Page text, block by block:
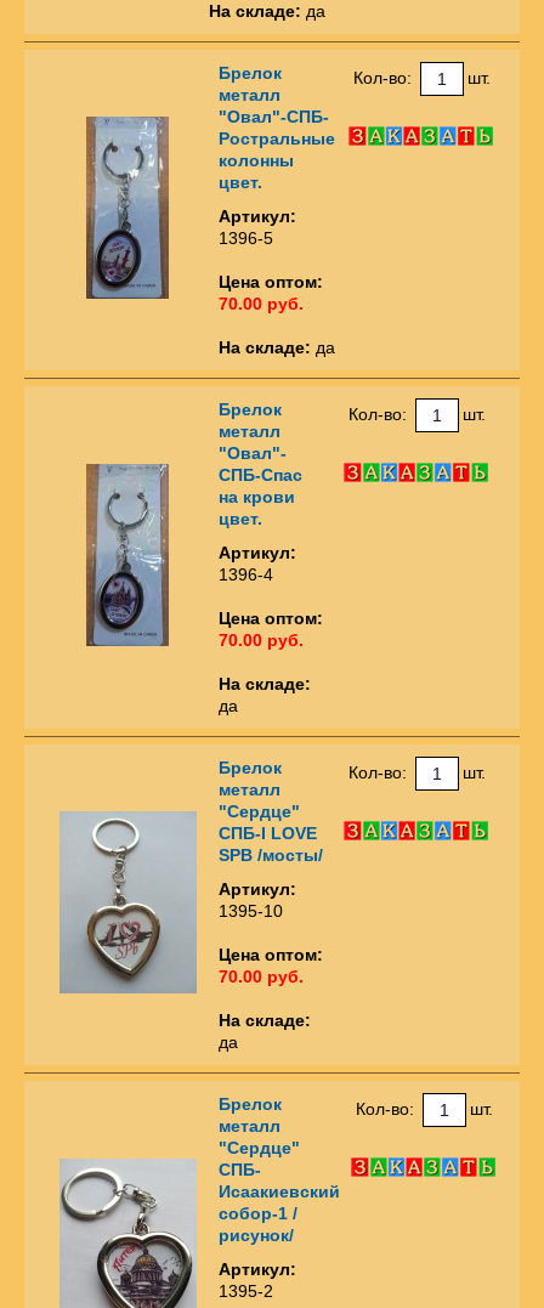
На складе: да
Брелок
металл
"Овал"-СПБ-
Ростральные
колонны
цвет.
Артикул:
1396-5
Цена оптом:
70.00 руб.
На складе: да
Кол-во: шт.
Брелок
металл
"Овал"-
СПБ-Спас
на крови
цвет.
Артикул:
1396-4
Цена оптом:
70.00 руб.
На складе:
да
Кол-во: шт.
Брелок
металл
"Сердце"
СПБ-I LOVE
SPB /мосты/
Артикул:
1395-10
Цена оптом:
70.00 руб.
На складе:
да
Кол-во: шт.
Брелок
металл
"Сердце"
СПБ-
Исаакиевский
собор-1 /
рисунок/
Артикул:
1395-2
Кол-во: шт.